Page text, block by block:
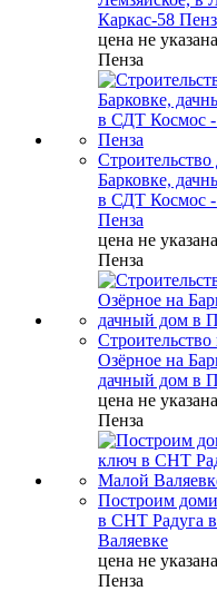
Каркас-58
цена не указана
Пенза
Барковке,
в СДТ Космос -
Пенза
цена не указана
Пенза
Озёрное на
дачный дом в
цена не указана
Пенза
Построим
в СНТ Радуга
Валяевке
цена не указана
Пенза